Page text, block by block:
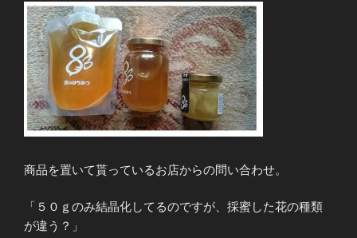
商品を置いて貰っているお店からの問い合わせ。
「５０ｇのみ結晶化してるのですが、採蜜した花の種類
が違う？」